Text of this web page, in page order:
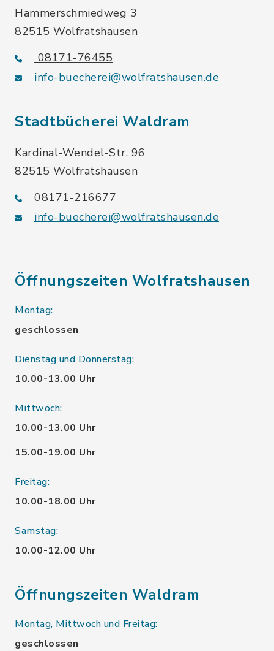
Hammerschmiedweg 3
82515 Wolfratshausen
08171-76455
info-buecherei@wolfratshausen.de
Stadtbücherei Waldram
Kardinal-Wendel-Str. 96
82515 Wolfratshausen
08171-216677
info-buecherei@wolfratshausen.de
Öffnungszeiten Wolfratshausen
Montag:
geschlossen
Dienstag und Donnerstag:
10.00-13.00 Uhr
Mittwoch:
10.00-13.00 Uhr
15.00-19.00 Uhr
Freitag:
10.00-18.00 Uhr
Samstag:
10.00-12.00 Uhr
Öffnungszeiten Waldram
Montag, Mittwoch und Freitag:
geschlossen